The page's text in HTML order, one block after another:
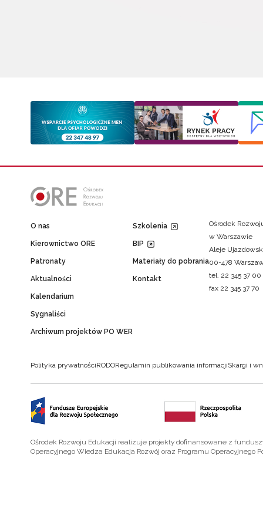
O nas
Kierownictwo ORE
Patronaty
Aktualności
Kalendarium
Sygnaliści
Archiwum projektów PO WER
Szkolenia
BIP
Materiały do pobrania
Kontakt
Ośrodek
w Warszawie
Aleje
00-478
tel. 22 345 37 00
fax 22 345 37 70
Polityka prywatnościRODORegulamin publikowania informacjiSkargi i
Ośrodek Rozwoju Edukacji realizuje projekty dofinansowane z
Operacyjnego Wiedza Edukacja Rozwój oraz Programu Operacyjnego